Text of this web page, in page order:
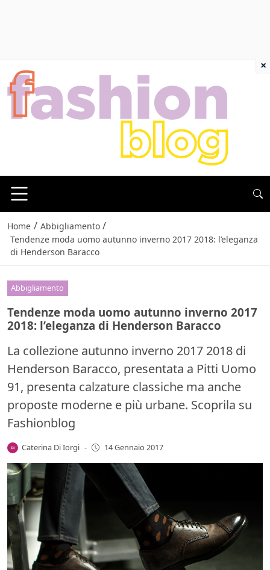
Home / Abbigliamento /
Tendenze moda uomo autunno inverno 2017 2018: l’eleganza
di Henderson Baracco
Abbigliamento
Tendenze moda uomo autunno inverno 2017
2018: l’eleganza di Henderson Baracco
La collezione autunno inverno 2017 2018 di
Henderson Baracco, presentata a Pitti Uomo
91, presenta calzature classiche ma anche
proposte moderne e più urbane. Scoprila su
Fashionblog
Caterina Di Iorgi - 14 Gennaio 2017
×